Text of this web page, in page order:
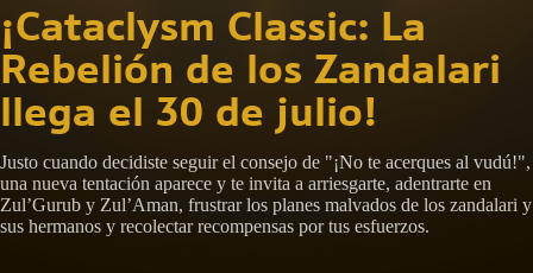
¡Cataclysm Classic: La
Rebelión de los Zandalari
llega el 30 de julio!
Justo cuando decidiste seguir el consejo de "¡No te acerques al vudú!",
una nueva tentación aparece y te invita a arriesgarte, adentrarte en
Zul’Gurub y Zul’Aman, frustrar los planes malvados de los zandalari y
sus hermanos y recolectar recompensas por tus esfuerzos.